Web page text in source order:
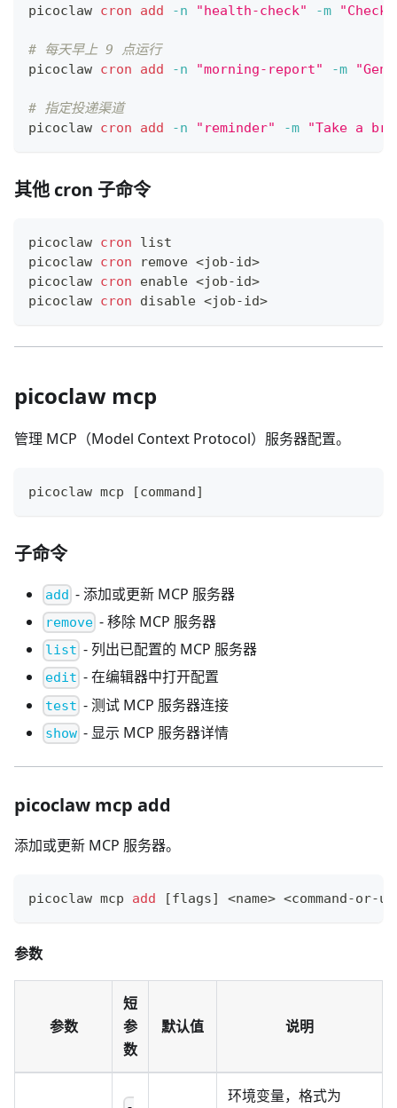
picoclaw cron add -n "health-check" -m
# 每天早上 9 点运行
picoclaw cron add -n "morning-report" -m
# 指定投递渠道
picoclaw cron add -n "reminder" -m "Take a
其他 cron 子命令
picoclaw cron list
picoclaw cron remove <job-id>
picoclaw cron enable <job-id>
picoclaw cron disable <job-id>
picoclaw mcp
管理 MCP（Model Context Protocol）服务器配置。
picoclaw mcp [command]
子命令
add - 添加或更新 MCP 服务器
remove - 移除 MCP 服务器
list - 列出已配置的 MCP 服务器
edit - 在编辑器中打开配置
test - 测试 MCP 服务器连接
show - 显示 MCP 服务器详情
picoclaw mcp add
添加或更新 MCP 服务器。
picoclaw mcp add [flags] <name> <command-or-
参数
参数
短
参
数
默认值 说明
环境变量，格式为